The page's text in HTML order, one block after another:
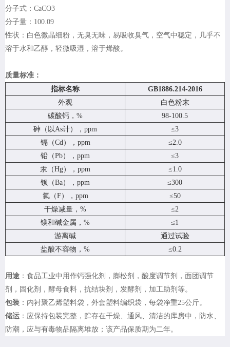
分子式：CaCO3
分子量：100.09
性状：白色微晶细粉，无臭无味，易吸收臭气，空气中稳定，几乎不
溶于水和乙醇，轻微吸湿，溶于烯酸。
质量标准：
指标名称
GB1886.214-2016
外观
白色粉末
碳酸钙，%
98-100.5
砷（以As计），ppm
≤3
镉（Cd），ppm
≤2.0
铅（Pb），ppm
≤3
汞（Hg），ppm
≤1.0
钡（Ba），ppm
≤300
氟（F），ppm
≤50
干燥减量，%
≤2
镁和碱金属，%
≤1
游离碱
通过试验
盐酸不容物，%
≤0.2
用途 ：食品工业中用作钙强化剂，膨松剂，酸度调节剂，面团调节
剂，固化剂，酵母食料，抗结块剂，发酵剂，加工助剂等。
包装 ：内衬聚乙烯塑料袋，外套塑料编织袋，每袋净重25公斤。
储运 ：应保持包装完整，贮存在干燥、通风、清洁的库房中，防水、
防潮，应与有毒物品隔离堆放；该产品保质期为二年。